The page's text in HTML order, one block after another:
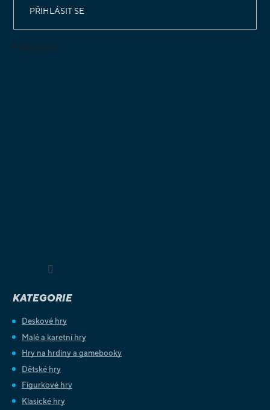
PŘIHLÁSIT SE
Instagram
KATEGORIE
Deskové hry
Malé a karetní hry
Hry na hrdiny a gamebooky
Dětské hry
Figurkové hry
Klasické hry